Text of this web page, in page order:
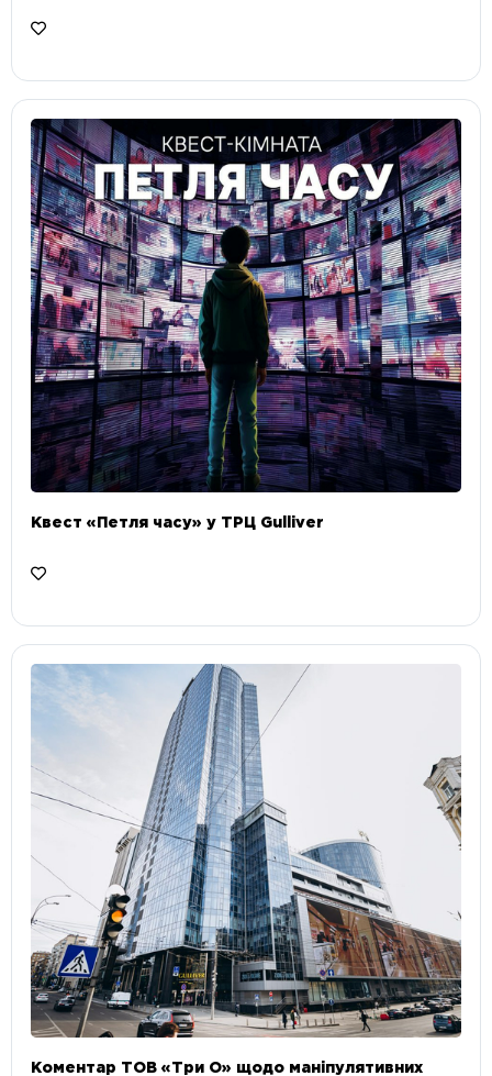
Квест «Петля часу» у ТРЦ Gulliver
Коментар ТОВ «Три О» щодо маніпулятивних